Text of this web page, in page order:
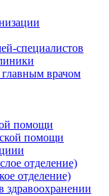
специалистов
врачом
помощи
помощи
отделение)
отделение)
здравоохранении